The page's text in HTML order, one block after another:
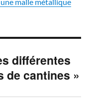
différentes
de cantines »